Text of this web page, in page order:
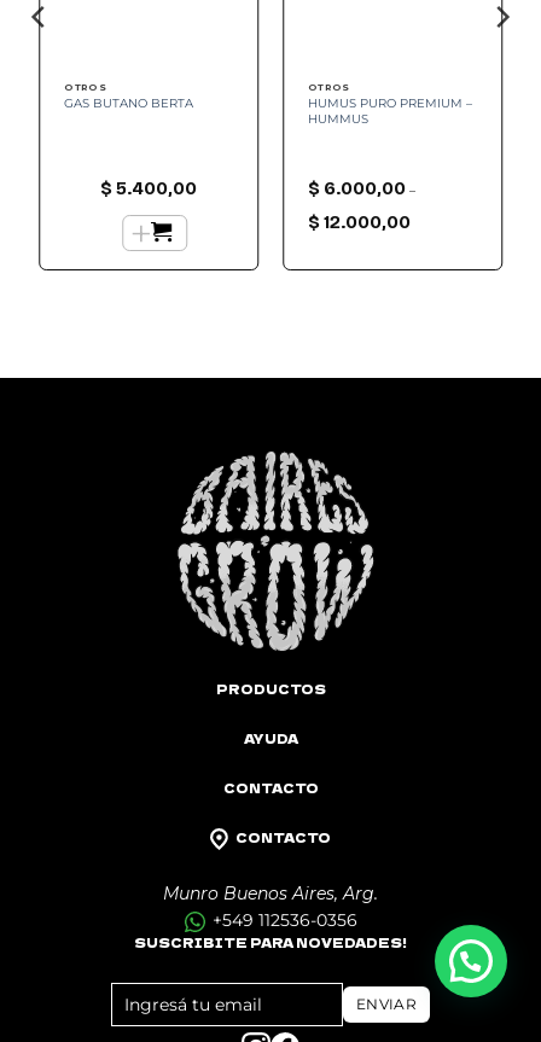
OTROS
GAS BUTANO BERTA
$5.400,00
+
OTROS
HUMUS PURO PREMIUM –
HUMMUS
$6.000,00 –
$12.000,00de
precios:
PRODUCTOS
AYUDA
CONTACTO
CONTACTO
Munro Buenos Aires, Arg.
+549 112536-0356
SUSCRIBITE PARA NOVEDADES!
NEWSLETTER
ENVIAR